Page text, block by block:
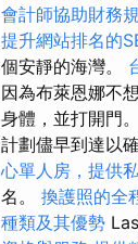
會計師協助財務
提升網站排名的
個安靜的海灣。
因為布萊恩娜不
身體，並打開門
計劃儘早到達以
心單人房，提供
名。 換護照的全
種類及其優勢